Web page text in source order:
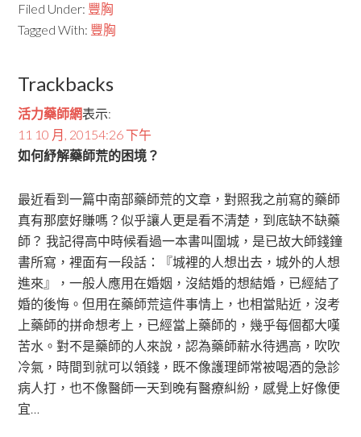
Filed Under: 豐胸
Tagged With: 豐胸
Trackbacks
活力藥師網表示:
11 10 月, 20154:26 下午
如何紓解藥師荒的困境？
最近看到一篇中南部藥師荒的文章，對照我之前寫的藥師
真有那麼好賺嗎？似乎讓人更是看不清楚，到底缺不缺藥
師？ 我記得高中時候看過一本書叫圍城，是已故大師錢鐘
書所寫，裡面有一段話：『城裡的人想出去，城外的人想
進來』，一般人應用在婚姻，沒結婚的想結婚，已經結了
婚的後悔。但用在藥師荒這件事情上，也相當貼近，沒考
上藥師的拼命想考上，已經當上藥師的，幾乎每個都大嘆
苦水。對不是藥師的人來說，認為藥師薪水待遇高，吹吹
冷氣，時間到就可以領錢，既不像護理師常被喝酒的急診
病人打，也不像醫師一天到晚有醫療糾紛，感覺上好像便
宜…